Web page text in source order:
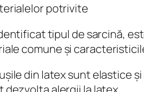
potrivite
tipul de sarcină,
comune și
din latex sunt elastice